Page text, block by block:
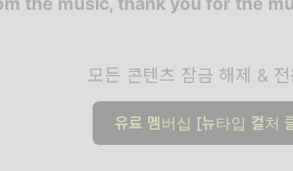
모든 콘텐츠 잠금 해제 &
유료 멤버십 [뉴타입 컬처